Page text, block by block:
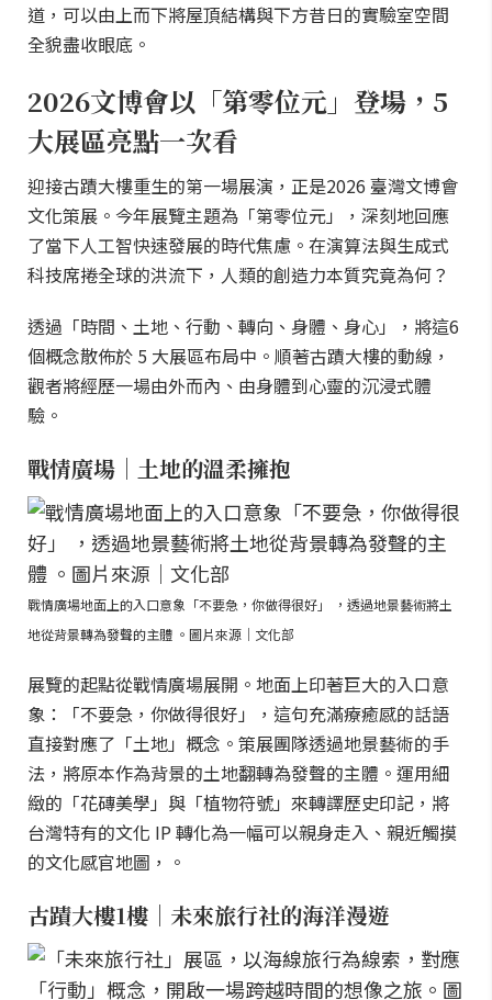
道，可以由上而下將屋頂結構與下方昔日的實驗室空間
全貌盡收眼底。
2026文博會以「第零位元」登場，5
大展區亮點一次看
迎接古蹟大樓重生的第一場展演，正是2026 臺灣文博會
文化策展。今年展覽主題為「第零位元」，深刻地回應
了當下人工智快速發展的時代焦慮。在演算法與生成式
科技席捲全球的洪流下，人類的創造力本質究竟為何？
透過「時間、土地、行動、轉向、身體、身心」，將這6
個概念散佈於 5 大展區布局中。順著古蹟大樓的動線，
觀者將經歷一場由外而內、由身體到心靈的沉浸式體
驗。
戰情廣場｜土地的溫柔擁抱
戰情廣場地面上的入口意象「不要急，你做得很好」 ，透過地景藝術將土
地從背景轉為發聲的主體 。圖片來源｜文化部
展覽的起點從戰情廣場展開。地面上印著巨大的入口意
象：「不要急，你做得很好」，這句充滿療癒感的話語
直接對應了「土地」概念。策展團隊透過地景藝術的手
法，將原本作為背景的土地翻轉為發聲的主體。運用細
緻的「花磚美學」與「植物符號」來轉譯歷史印記，將
台灣特有的文化 IP 轉化為一幅可以親身走入、親近觸摸
的文化感官地圖，。
古蹟大樓1樓｜未來旅行社的海洋漫遊